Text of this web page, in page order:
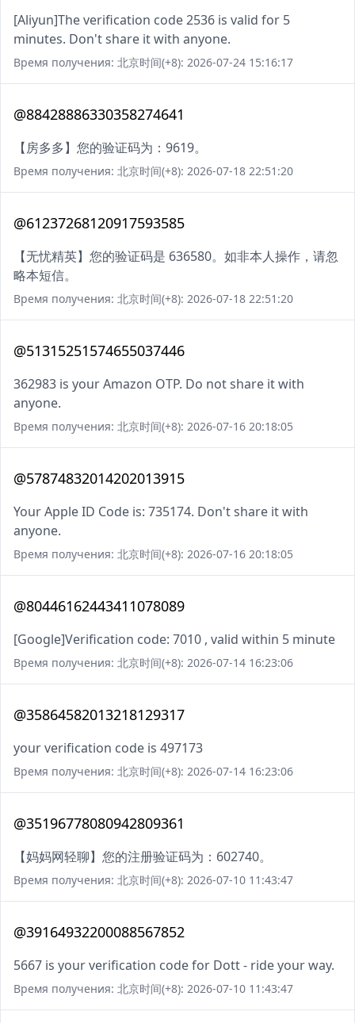
[Aliyun]The verification code 2536 is valid for 5
minutes. Don't share it with anyone.
Время получения: 北京时间(+8): 2026-07-24 15:16:17
@88428886330358274641
【房多多】您的验证码为：9619。
Время получения: 北京时间(+8): 2026-07-18 22:51:20
@61237268120917593585
【无忧精英】您的验证码是 636580。如非本人操作，请忽
略本短信。
Время получения: 北京时间(+8): 2026-07-18 22:51:20
@51315251574655037446
362983 is your Amazon OTP. Do not share it with
anyone.
Время получения: 北京时间(+8): 2026-07-16 20:18:05
@57874832014202013915
Your Apple ID Code is: 735174. Don't share it with
anyone.
Время получения: 北京时间(+8): 2026-07-16 20:18:05
@80446162443411078089
[Google]Verification code: 7010 , valid within 5 minute
Время получения: 北京时间(+8): 2026-07-14 16:23:06
@35864582013218129317
your verification code is 497173
Время получения: 北京时间(+8): 2026-07-14 16:23:06
@35196778080942809361
【妈妈网轻聊】您的注册验证码为：602740。
Время получения: 北京时间(+8): 2026-07-10 11:43:47
@39164932200088567852
5667 is your verification code for Dott - ride your way.
Время получения: 北京时间(+8): 2026-07-10 11:43:47